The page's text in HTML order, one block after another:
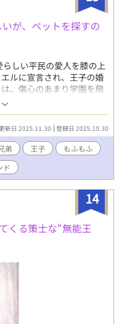
のは、優性アルファのラ
思わなかったな。…………
ノを俺の天使と呼び、伯
かしライアスにも目的が
にとって、子どものでき
ったのだ。 お互いを利用
ったが、ライアスのそば
あることに強いコンプレ
焦り始める。 さらにはラ
レイノははじめてのヒー
ないと必死に隠そうとし
れ続け自ら命を断とうと
を授かり母となる物語。
が、ペットを探すの
しい平民の愛人を膝の上
ルに宣言され、王子の婚
、傷心のあまり学園を飛
生徒たちの認識である。
自分のペット（魔王の側
がりの魔族に道を尋ねて
をしていたにも関わら
サミュエルに捕まってし
」に出てきたノアの話で
ー設定。細かいツッコミ
定期更新となります。
新日 2025.11.30 登録日 2025.10.30
弟 王子
もふもふ
ド
14
くる策士な“無能王